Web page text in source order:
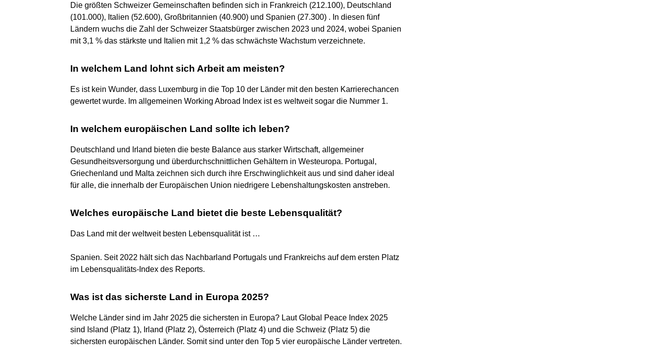
Die größten Schweizer Gemeinschaften befinden sich in Frankreich (212.100), Deutschland
(101.000), Italien (52.600), Großbritannien (40.900) und Spanien (27.300) . In diesen fünf
Ländern wuchs die Zahl der Schweizer Staatsbürger zwischen 2023 und 2024, wobei Spanien
mit 3,1 % das stärkste und Italien mit 1,2 % das schwächste Wachstum verzeichnete.
In welchem Land lohnt sich Arbeit am meisten?
Es ist kein Wunder, dass Luxemburg in die Top 10 der Länder mit den besten Karrierechancen
gewertet wurde. Im allgemeinen Working Abroad Index ist es weltweit sogar die Nummer 1.
In welchem ​​europäischen Land sollte ich leben?
Deutschland und Irland bieten die beste Balance aus starker Wirtschaft, allgemeiner
Gesundheitsversorgung und überdurchschnittlichen Gehältern in Westeuropa. Portugal,
Griechenland und Malta zeichnen sich durch ihre Erschwinglichkeit aus und sind daher ideal
für alle, die innerhalb der Europäischen Union niedrigere Lebenshaltungskosten anstreben.
Welches europäische Land bietet die beste Lebensqualität?
Das Land mit der weltweit besten Lebensqualität ist …
Spanien. Seit 2022 hält sich das Nachbarland Portugals und Frankreichs auf dem ersten Platz
im Lebensqualitäts-Index des Reports.
Was ist das sicherste Land in Europa 2025?
Welche Länder sind im Jahr 2025 die sichersten in Europa? Laut Global Peace Index 2025
sind Island (Platz 1), Irland (Platz 2), Österreich (Platz 4) und die Schweiz (Platz 5) die
sichersten europäischen Länder. Somit sind unter den Top 5 vier europäische Länder vertreten.